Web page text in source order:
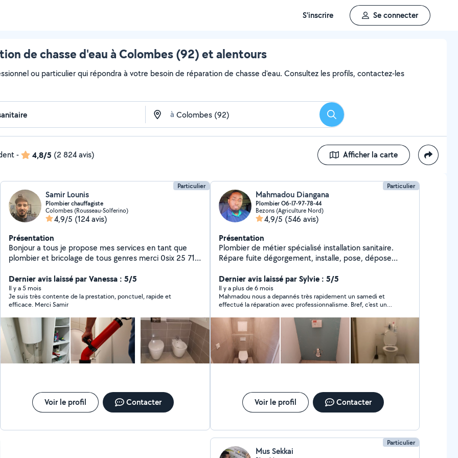
S'inscrire Se connecter
de chasse d'eau à Colombes (92) et alentours
ou particulier qui répondra à votre besoin de réparation de chasse d'eau. Consultez les profils, contactez-les
à Rechercher
- 4,8/5 (2 824 avis) Afficher la carte
Particulier
Samir Lounis
Plombier chauffagiste
Colombes (Rousseau-Solferino)
4,9/5 (124 avis)
Présentation
Bonjour a tous je propose mes services en tant que
plombier et bricolage de tous genres merci 0six 25 71
Dernier avis laissé par Vanessa : 5/5
Il y a 5 mois
Je suis très contente de la prestation, ponctuel, rapide et
efficace. Merci Samir
Voir le profil Contacter
Particulier
Mahmadou Diangana
Plombier O6-I7-97-78-44
Bezons (Agriculture Nord)
4,9/5 (546 avis)
Présentation
Plombier de métier spécialisé installation sanitaire.
Répare fuite dégorgement, installe, pose, dépose
installation, soudure au chalumeau etc. Dispo. O617-
97.78-44 si je ne rép pas aux msg privés cest que vs
n'etes pas ds mon rayon ds ce cas appelez moi
directement.Retenez une chose: C'EST LE PAS CHER
QUI REVIENT CHER...
Dernier avis laissé par Sylvie : 5/5
Il y a plus de 6 mois
Mahmadou nous a depannés très rapidement un samedi et
effectué la réparation avec professionnalisme. Bref, c'est un
recommande.
Voir le profil Contacter
Particulier
Mus Sekkai